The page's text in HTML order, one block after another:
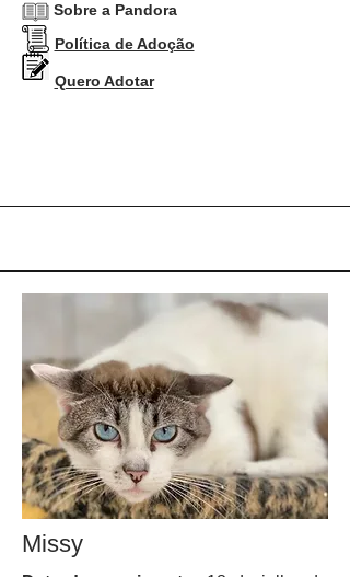
Sobre a Pandora
Política de Adoção
Quero Adotar
Missy